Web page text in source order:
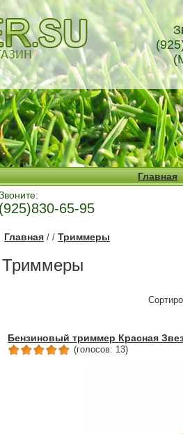
Главная
(925)830-65-95
Главная / / Триммеры
Триммеры
Бензиновый триммер Красная
(голосов: 13)